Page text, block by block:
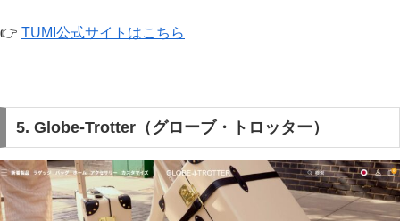
👉 TUMI公式サイトはこちら
5. Globe-Trotter（グローブ・トロッター）